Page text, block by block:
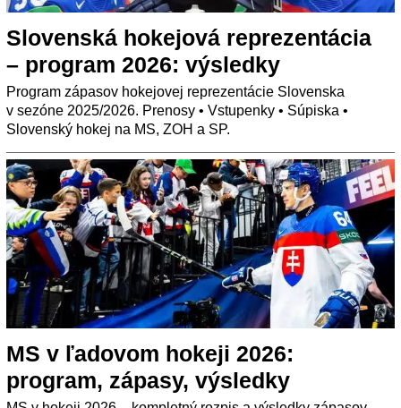
Slovenská hokejová reprezentácia
– program 2026: výsledky
Program zápasov hokejovej reprezentácie Slovenska
v sezóne 2025/2026. Prenosy • Vstupenky • Súpiska •
Slovenský hokej na MS, ZOH a SP.
MS v ľadovom hokeji 2026:
program, zápasy, výsledky